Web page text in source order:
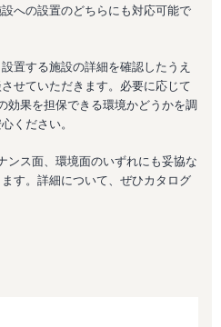
への設置のどちらにも対応可能で
置する施設の詳細を確認したうえ
せていただきます。必要に応じて
効果を担保できる環境かどうかを調
ください。
ンス面、環境面のいずれにも妥協な
す。詳細について、ぜひカタログ